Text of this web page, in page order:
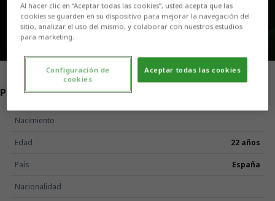
PORTERO
Nacimiento
Edad 22 años
País España
Nacionalidad
Al hacer clic en “Aceptar todas las cookies”, usted acepta que las
cookies se guarden en su dispositivo para mejorar la navegación del
sitio, analizar el uso del mismo, y colaborar con nuestros estudios
para marketing.
Aceptar todas las cookies
Configuración de
cookies